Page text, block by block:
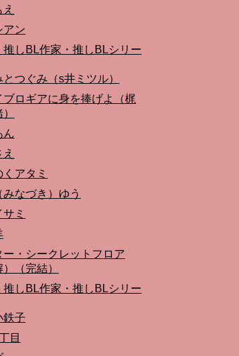
アン
推しBL作家・推しBLシリー
つぐみ（s井ミツル）
ブロギアに身を捧げよ（梶
ん
アタミ
みなづき）ゆう
ミ
ー・シークレットフロア
）（完結）
推しBL作家・推しBLシリー
鉄子
目